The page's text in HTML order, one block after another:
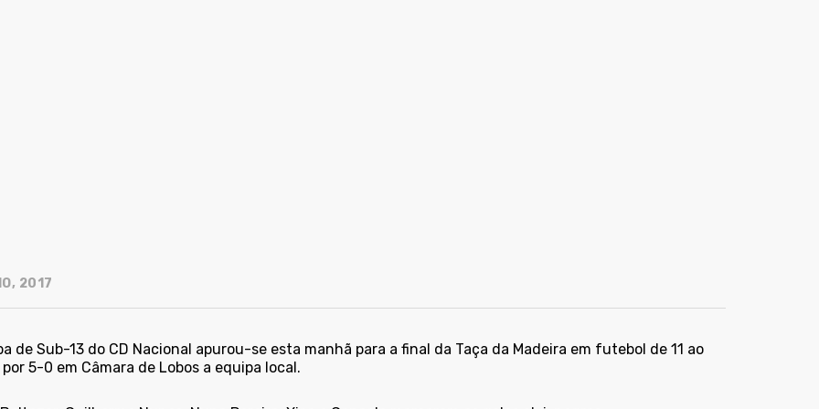
2017
de Sub-13 do CD Nacional apurou-se esta manhã para a final da Taça da Madeira em futebol de 11 ao
5-0 em Câmara de Lobos a equipa local.